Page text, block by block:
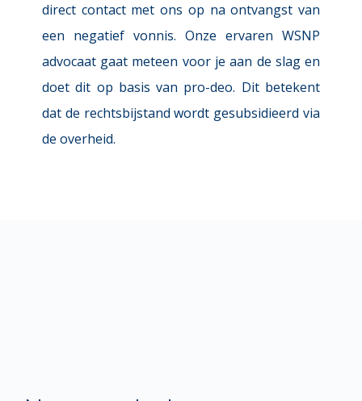
direct contact met ons op na ontvangst van
een negatief vonnis. Onze ervaren WSNP
advocaat gaat meteen voor je aan de slag en
doet dit op basis van pro-deo. Dit betekent
dat de rechtsbijstand wordt gesubsidieerd via
de overheid.